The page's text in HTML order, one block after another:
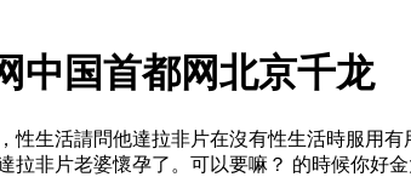
中国首都网北京千龙
生活請問他達拉非片在沒有性生活時服用
非片老婆懷孕了。可以要嘛？ 的時候你好